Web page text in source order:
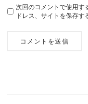
次回のコメントで使用す
ドレス、サイトを保存す